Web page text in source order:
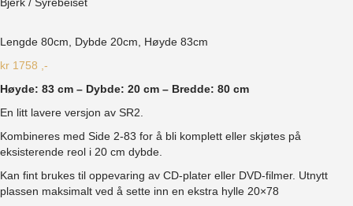
Lengde 80cm, Dybde 20cm, Høyde 83cm
kr 1758 ,-
Høyde: 83 cm – Dybde: 20 cm – Bredde: 80 cm
En litt lavere versjon av SR2.
Kombineres med Side 2-83 for å bli komplett eller skjøtes på
eksisterende reol i 20 cm dybde.
Kan fint brukes til oppevaring av CD-plater eller DVD-filmer. Utnytt
plassen maksimalt ved å sette inn en ekstra hylle 20×78